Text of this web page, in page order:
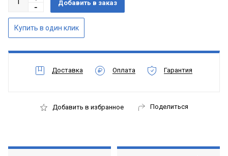
Доставка Оплата Гарантия
Добавить в избранное Поделиться